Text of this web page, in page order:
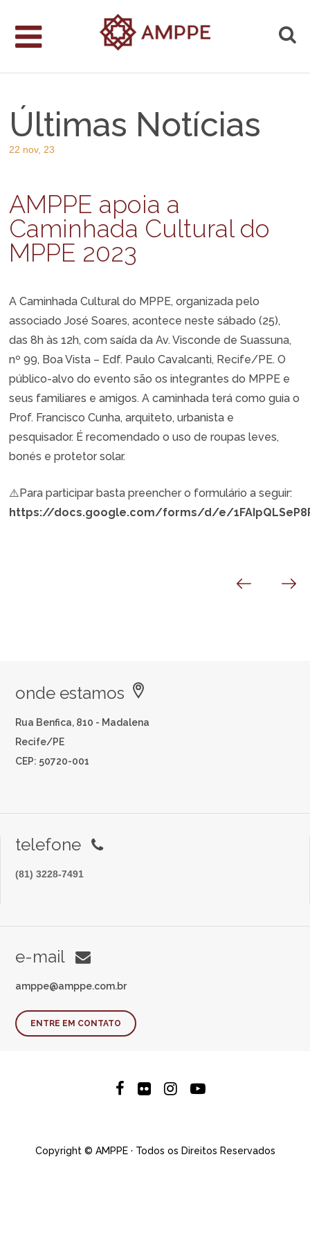
Últimas Notícias
22 nov, 23
AMPPE apoia a
Caminhada Cultural do
MPPE 2023
A Caminhada Cultural do MPPE, organizada pelo
associado José Soares, acontece neste sábado (25),
das 8h às 12h, com saída da Av. Visconde de Suassuna,
nº 99, Boa Vista – Edf. Paulo Cavalcanti, Recife/PE. O
público-alvo do evento são os integrantes do MPPE e
seus familiares e amigos. A caminhada terá como guia o
Prof. Francisco Cunha, arquiteto, urbanista e
pesquisador. É recomendado o uso de roupas leves,
bonés e protetor solar.
⚠️Para participar basta preencher o formulário a seguir:
https://docs.google.com/forms/d/e/
onde estamos
Rua Benfica, 810 - Madalena
Recife/PE
CEP: 50720-001
telefone
(81) 3228-7491
e-mail
amppe@amppe.com.br
ENTRE EM CONTATO
Copyright © AMPPE · Todos os Direitos Reservados